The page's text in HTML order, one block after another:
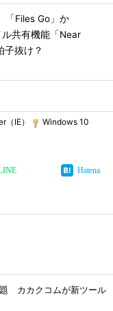
「Files Go」か
共有機能「Near
子抜け？
IE）
Windows 10
Hatena
題 カカクコムが新ツール